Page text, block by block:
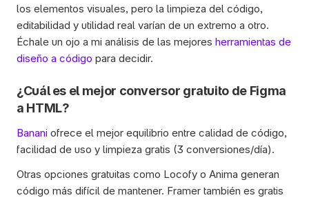
los elementos visuales, pero la limpieza del código,
editabilidad y utilidad real varían de un extremo a otro.
Échale un ojo a mi análisis de las mejores herramientas de
diseño a código para decidir.
¿Cuál es el mejor conversor gratuito de Figma
a HTML?
Banani ofrece el mejor equilibrio entre calidad de código,
facilidad de uso y limpieza gratis (3 conversiones/día).
Otras opciones gratuitas como Locofy o Anima generan
código más difícil de mantener. Framer también es gratis